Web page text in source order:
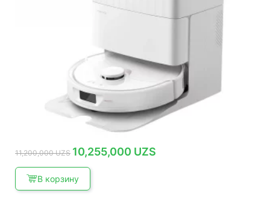
11,200,000UZS Первоначальная
цена
11,200,000 UZS.
10,255,000 UZS
В корзину